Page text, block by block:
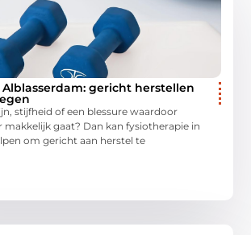
gericht herstellen
stijfheid of een blessure waardoor
makkelijk gaat? Dan kan fysiotherapie in
om gericht aan herstel te